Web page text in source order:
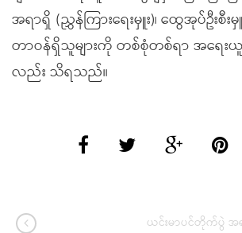
အရာရှိ (ညွှန်ကြားရေးမှူး)၊ ထွေအုပ်ဦးစီ
တာဝန်ရှိသူများကို တစ်စုံတစ်ရာ အရေးယူ
လည်း သိရသည်။
ယင်းမာပင်တိုက်ပွဲ အ